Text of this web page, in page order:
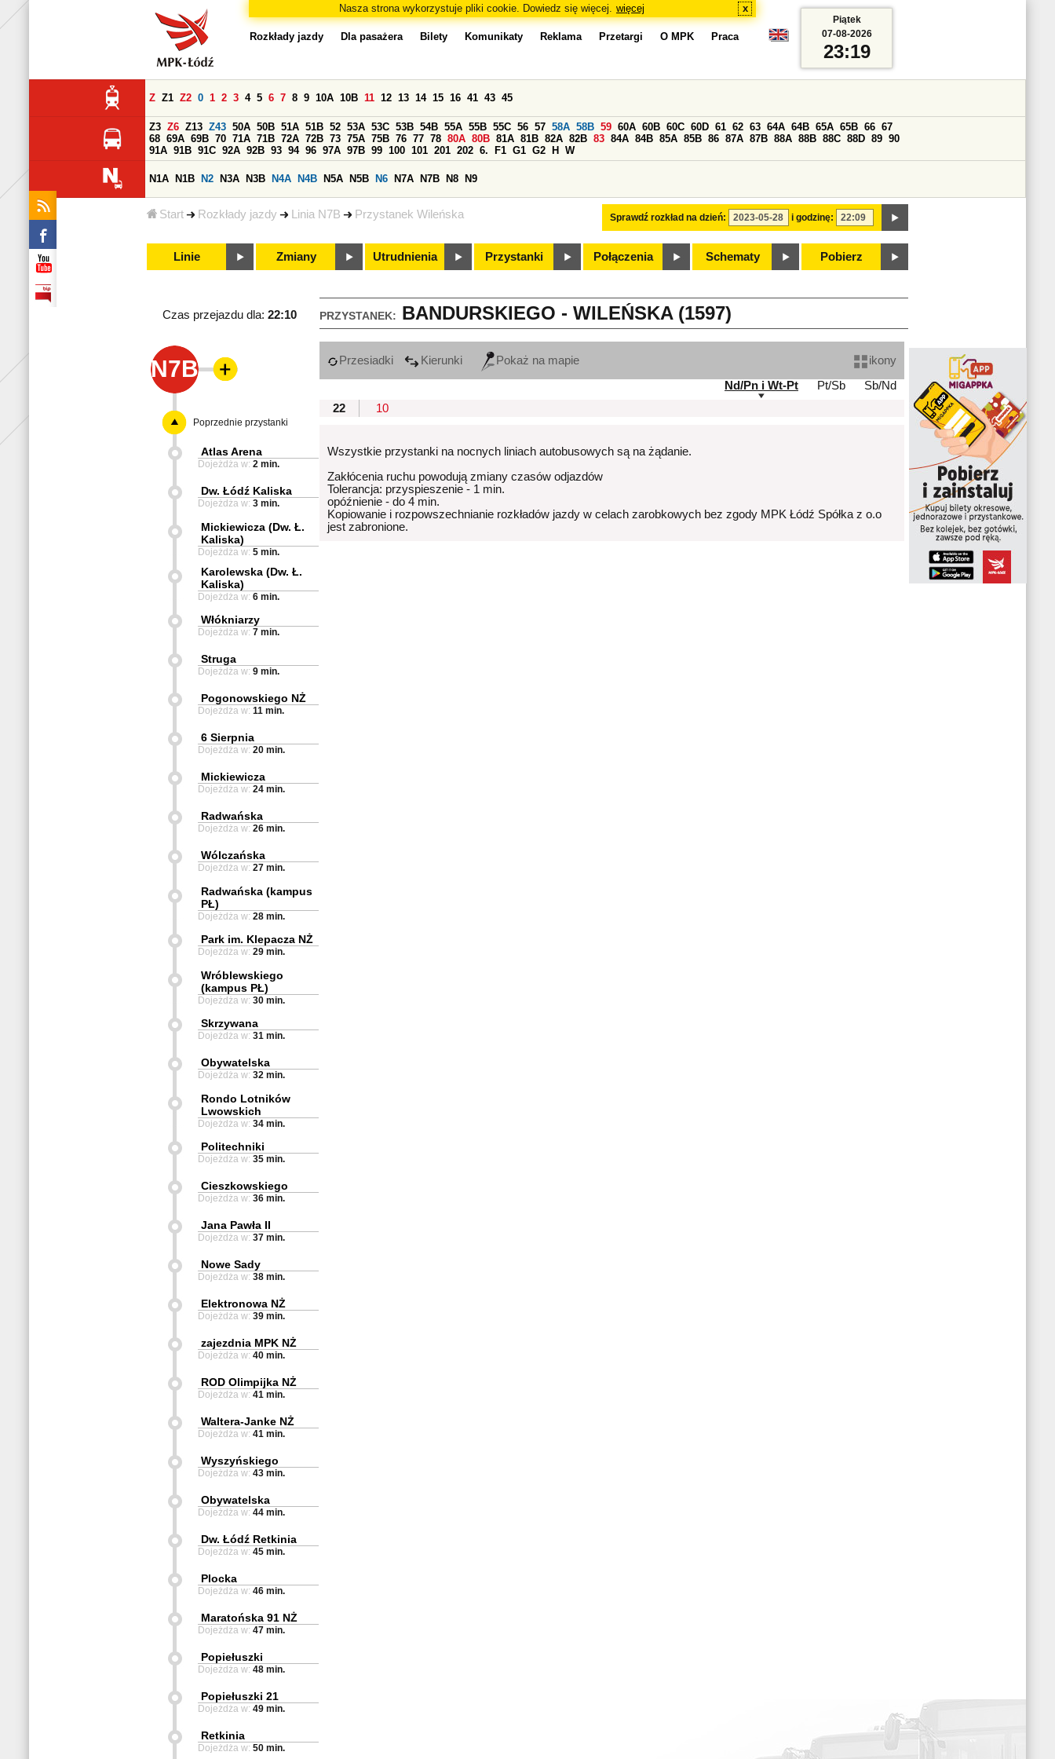
Nasza strona wykorzystuje pliki cookie. Dowiedz się więcej. więcej x
Start Rozkłady jazdy Linia N7B Przystanek Wileńska
Rozkłady jazdy Dla pasażera Bilety Komunikaty Reklama Przetargi O MPK Praca
Sprawdź rozkład na dzień: i godzinę:
Z Z1 Z2 0 1 2 3 4 5 6 7 8 9 10A 10B 11 12 13 14 15 16 41 43 45
Z3 Z6 Z13 Z43 50A 50B 51A 51B 52 53A 53C 53B 54B 55A 55B 55C 56 57 58A 58B 59 60A 60B 60C 60D 61 62 63 64A 64B 65A 65B 66 67
68 69A 69B 70 71A 71B 72A 72B 73 75A 75B 76 77 78 80A 80B 81A 81B 82A 82B 83 84A 84B 85A 85B 86 87A 87B 88A 88B 88C 88D 89 90
91A 91B 91C 92A 92B 93 94 96 97A 97B 99 100 101 201 202 6. F1 G1 G2 H W
N1A N1B N2 N3A N3B N4A N4B N5A N5B N6 N7A N7B N8 N9
Linie Zmiany Utrudnienia Przystanki Połączenia Schematy Pobierz
Piątek
07-08-2026
23:19
PRZYSTANEK: BANDURSKIEGO - WILEŃSKA (1597)
Czas przejazdu dla: 22:10
N7B Przesiadki Kierunki Pokaż na mapie
ikony
Nd/Pn i Wt-Pt
Pt/Sb
Sb/Nd
22
10
Wszystkie przystanki na nocnych liniach autobusowych są na żądanie.
Zakłócenia ruchu powodują zmiany czasów odjazdów
Tolerancja: przyspieszenie - 1 min.
opóźnienie - do 4 min.
Kopiowanie i rozpowszechnianie rozkładów jazdy w celach zarobkowych bez zgody MPK Łódź Spółka z o.o
jest zabronione.
Poprzednie przystanki
Atlas Arena
Dojeżdża w: 2 min.
Dw. Łódź Kaliska
Dojeżdża w: 3 min.
Mickiewicza (Dw. Ł.
Kaliska)
Dojeżdża w: 5 min.
Karolewska (Dw. Ł.
Kaliska)
Dojeżdża w: 6 min.
Włókniarzy
Dojeżdża w: 7 min.
Struga
Dojeżdża w: 9 min.
Pogonowskiego NŻ
Dojeżdża w: 11 min.
6 Sierpnia
Dojeżdża w: 20 min.
Mickiewicza
Dojeżdża w: 24 min.
Radwańska
Dojeżdża w: 26 min.
Wólczańska
Dojeżdża w: 27 min.
Radwańska (kampus
PŁ)
Dojeżdża w: 28 min.
Park im. Klepacza NŻ
Dojeżdża w: 29 min.
Wróblewskiego
(kampus PŁ)
Dojeżdża w: 30 min.
Skrzywana
Dojeżdża w: 31 min.
Obywatelska
Dojeżdża w: 32 min.
Rondo Lotników
Lwowskich
Dojeżdża w: 34 min.
Politechniki
Dojeżdża w: 35 min.
Cieszkowskiego
Dojeżdża w: 36 min.
Jana Pawła II
Dojeżdża w: 37 min.
Nowe Sady
Dojeżdża w: 38 min.
Elektronowa NŻ
Dojeżdża w: 39 min.
zajezdnia MPK NŻ
Dojeżdża w: 40 min.
ROD Olimpijka NŻ
Dojeżdża w: 41 min.
Waltera-Janke NŻ
Dojeżdża w: 41 min.
Wyszyńskiego
Dojeżdża w: 43 min.
Obywatelska
Dojeżdża w: 44 min.
Dw. Łódź Retkinia
Dojeżdża w: 45 min.
Plocka
Dojeżdża w: 46 min.
Maratońska 91 NŻ
Dojeżdża w: 47 min.
Popiełuszki
Dojeżdża w: 48 min.
Popiełuszki 21
Dojeżdża w: 49 min.
Retkinia
Dojeżdża w: 50 min.